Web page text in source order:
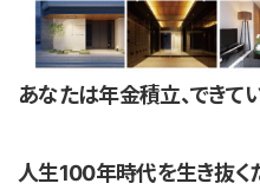
あなたは年金積立、できて
人生100年時代を生き抜く